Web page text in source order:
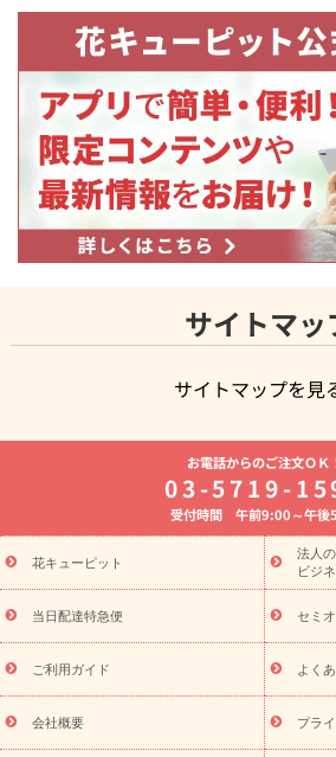
サイトマッ
サイトマップを見
よく贈られる花
お祝いの花特集
8月の誕生花(トルコキキョウ)
開店・
お供え・お悔やみ お供え・
通夜・葬儀に贈る花
ーブドフラワー
季節のイベント
ひま
特集
お盆 花（新盆・初盆） 季節の
盆・初盆）
お盆 花（新盆・初盆）
お
フト
お盆・お供え プリザーブドフラワー
レゼント特集
夏の花贈り・お中元・暑
敬老の日におくる花ギフト・プレゼン
花ギフト・プレゼント特集
敬老の日 花
老の日 花鉢植えのギフト・プレゼント特集
フト・プレゼント特集
敬老の日の花 全
お電話からのご注文ＯＫ
03-5719-
受付時間 午前9:00～午後
花キューピット
法人
ビジ
当日配達特急便 セミ
ご利用ガイド よく
会社概要 プラ